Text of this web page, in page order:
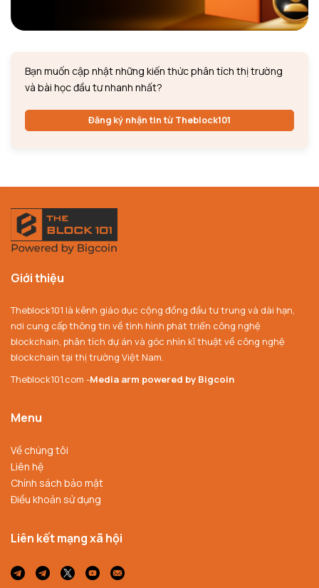
Bạn muốn cập nhật những kiến thức phân tích thị trường
và bài học đầu tư nhanh nhất?
Đăng ký nhận tin từ Theblock101
Giới thiệu
Theblock101 là kênh giáo dục cộng đồng đầu tư trung và dài hạn,
nơi cung cấp thông tin về tình hình phát triển công nghệ
blockchain, phân tích dự án và góc nhìn kĩ thuật về công nghệ
blockchain tại thị trường Việt Nam.
Theblock101.com -Media arm powered by Bigcoin
Menu
Về chúng tôi
Liên hệ
Chính sách bảo mật
Điều khoản sử dụng
Liên kết mạng xã hội